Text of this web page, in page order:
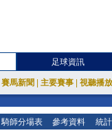
足球資訊
賽馬新聞 主要賽事 視聽播
騎師分場表 參考資料 統